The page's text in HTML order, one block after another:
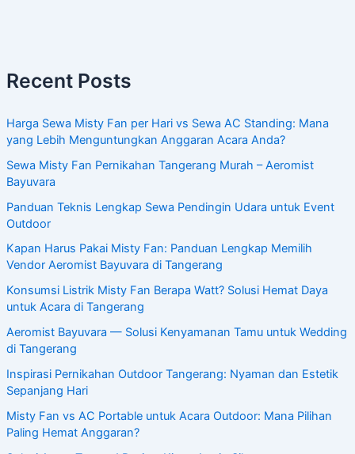
Recent Posts
Harga Sewa Misty Fan per Hari vs Sewa AC Standing: Mana
yang Lebih Menguntungkan Anggaran Acara Anda?
Sewa Misty Fan Pernikahan Tangerang Murah – Aeromist
Bayuvara
Panduan Teknis Lengkap Sewa Pendingin Udara untuk Event
Outdoor
Kapan Harus Pakai Misty Fan: Panduan Lengkap Memilih
Vendor Aeromist Bayuvara di Tangerang
Konsumsi Listrik Misty Fan Berapa Watt? Solusi Hemat Daya
untuk Acara di Tangerang
Aeromist Bayuvara — Solusi Kenyamanan Tamu untuk Wedding
di Tangerang
Inspirasi Pernikahan Outdoor Tangerang: Nyaman dan Estetik
Sepanjang Hari
Misty Fan vs AC Portable untuk Acara Outdoor: Mana Pilihan
Paling Hemat Anggaran?